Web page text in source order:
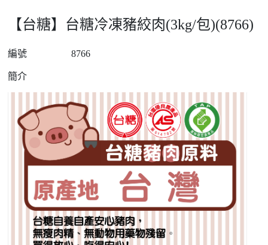
【台糖】台糖冷凍豬絞肉(3kg/包)(8766)
編號 8766
簡介